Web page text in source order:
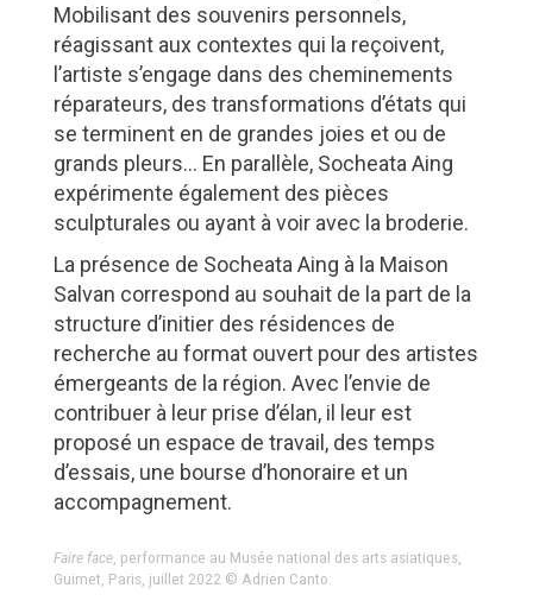
Mobilisant des souvenirs personnels,
réagissant aux contextes qui la reçoivent,
l’artiste s’engage dans des cheminements
réparateurs, des transformations d’états qui
se terminent en de grandes joies et ou de
grands pleurs… En parallèle, Socheata Aing
expérimente également des pièces
sculpturales ou ayant à voir avec la broderie.
La présence de Socheata Aing à la Maison
Salvan correspond au souhait de la part de la
structure d’initier des résidences de
recherche au format ouvert pour des artistes
émergeants de la région. Avec l’envie de
contribuer à leur prise d’élan, il leur est
proposé un espace de travail, des temps
d’essais, une bourse d’honoraire et un
accompagnement.
Faire face, performance au Musée national des arts asiatiques,
Guimet, Paris, juillet 2022 © Adrien Canto.